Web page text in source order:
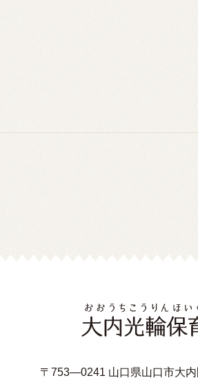
〒753—0241 山口県山口市大